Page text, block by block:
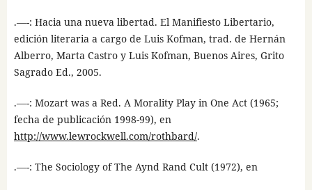
.—-: Hacia una nueva libertad. El Manifiesto Libertario,
edición literaria a cargo de Luis Kofman, trad. de Hernán
Alberro, Marta Castro y Luis Kofman, Buenos Aires, Grito
Sagrado Ed., 2005.
.—-: Mozart was a Red. A Morality Play in One Act (1965;
fecha de publicación 1998-99), en
http://www.lewrockwell.com/rothbard/.
.—-: The Sociology of The Aynd Rand Cult (1972), en